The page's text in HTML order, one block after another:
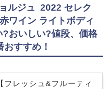
ルジュ 2022 セレク
ワイン ライトボディ
おいしい?値段、価格
すすめ！
【フレッシュ&フルーティ